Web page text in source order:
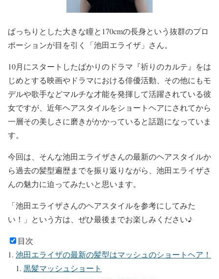
ぱっちりとした大きな瞳と170cmの長身という抜群のプロ
ポーションが目を引く
「池田エライザ」 さん。
10月にスタートしたばかりのドラマ『祈りのカルテ』をは
じめとする映画やドラマにおける俳優活動、その他にもモ
デルや歌手などマルチな才能を発揮して活躍されている彼
女ですが、近年ヘアスタイルをショートヘアにされてから
一層その美しさに磨きがかかっていると話題になっていま
す。
今回は、そんな池田エライザさんの最新のヘアスタイルか
ら過去の髪型遍歴までを振り返りながら、池田エライザさ
んの魅力に迫ってみたいと思います。
「池田エライザさんのヘアスタイルを参考にしてみた
い！」 という方は、ぜひ最後までお楽しみください♪
目次
池田エライザの最新の髪型はマッシュのショートヘア！
黒髪マッシュショート